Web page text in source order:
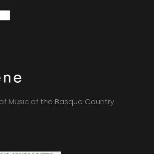
Music of the Basque Country